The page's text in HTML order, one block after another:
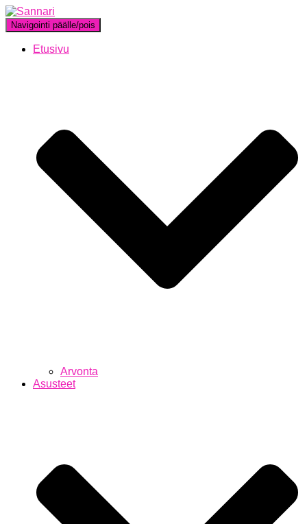
Navigointi päälle/pois
Etusivu
Arvonta
Asusteet